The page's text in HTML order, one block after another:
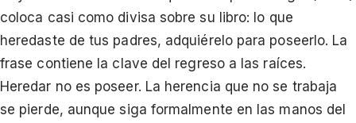
coloca casi como divisa sobre su libro: lo que
heredaste de tus padres, adquiérelo para poseerlo. La
frase contiene la clave del regreso a las raíces.
Heredar no es poseer. La herencia que no se trabaja
se pierde, aunque siga formalmente en las manos del